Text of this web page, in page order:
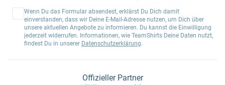
Wenn Du das Formular absendest, erklärst Du Dich damit
einverstanden, dass wir Deine E-Mail-Adresse nutzen, um Dich über
unsere aktuellen Angebote zu informieren. Du kannst die Einwilligung
jederzeit widerrufen. Informationen, wie TeamShirts Deine Daten nutzt,
findest Du in unserer Datenschutzerklärung.
Offizieller Partner